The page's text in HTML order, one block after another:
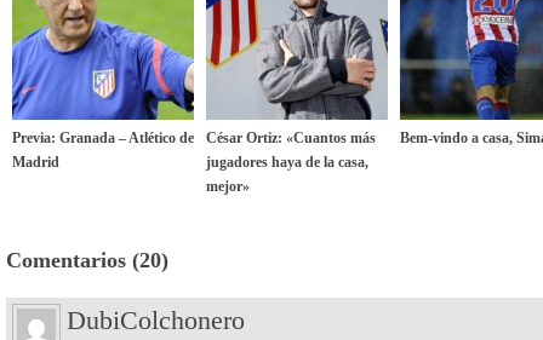
Previa: Granada – Atlético de
Madrid
César Ortiz: «Cuantos más
jugadores haya de la casa,
mejor»
Bem-vindo a casa,
Comentarios (20)
DubiColchonero